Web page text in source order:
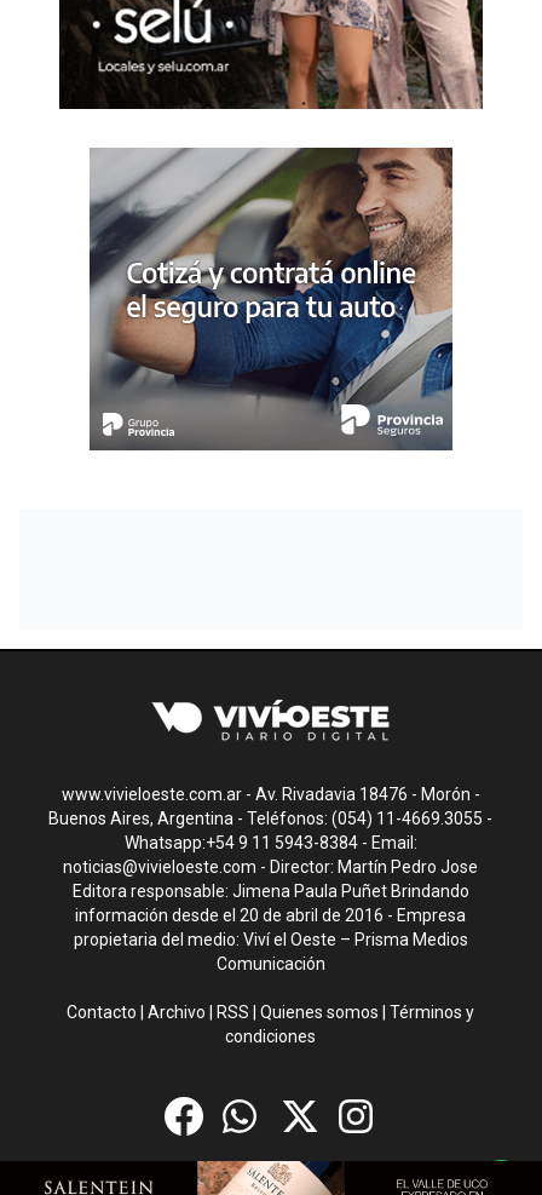
www.vivieloeste.com.ar - Av. Rivadavia 18476 - Morón -
Buenos Aires, Argentina - Teléfonos: (054) 11-4669.3055 -
Whatsapp:+54 9 11 5943-8384 - Email:
noticias@vivieloeste.com - Director: Martín Pedro Jose
Editora responsable: Jimena Paula Puñet Brindando
información desde el 20 de abril de 2016 - Empresa
propietaria del medio: Viví el Oeste – Prisma Medios
Comunicación
Contacto |Archivo RSS |Quienes somos |Términos y
condiciones